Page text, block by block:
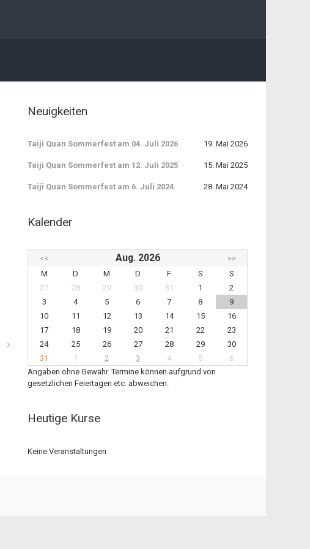
Neuigkeiten
Taiji Quan Sommerfest am 04. Juli 2026 19. Mai 2026
Taiji Quan Sommerfest am 12. Juli 2025 15. Mai 2025
Taiji Quan Sommerfest am 6. Juli 2024 28. Mai 2024
Kalender
<< Aug. 2026
>>
M
D M D F S
S
27
28 29 30 31 1
2
3
4 5 6 7 8
9
10
11 12 13 14 15
16
17
18 19 20 21 22
23
24
25 26 27 28 29
30
31
1 2 3 4 5
6
Angaben ohne Gewähr. Termine können aufgrund von
gesetzlichen Feiertagen etc. abweichen.
Heutige Kurse
Keine Veranstaltungen